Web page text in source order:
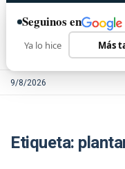
9/8/2026
Etiqueta:
Seguinos en
Ya lo hice Más